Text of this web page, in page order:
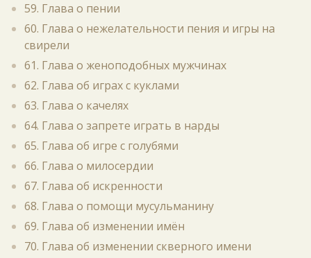
59. Глава о пении
60. Глава о нежелательности пения и игры на
свирели
61. Глава о женоподобных мужчинах
62. Глава об играх с куклами
63. Глава о качелях
64. Глава о запрете играть в нарды
65. Глава об игре с голубями
66. Глава о милосердии
67. Глава об искренности
68. Глава о помощи мусульманину
69. Глава об изменении имён
70. Глава об изменении скверного имени